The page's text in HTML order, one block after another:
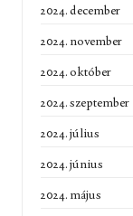
2024. december
2024. november
2024. október
2024. szeptember
2024. július
2024. június
2024. május